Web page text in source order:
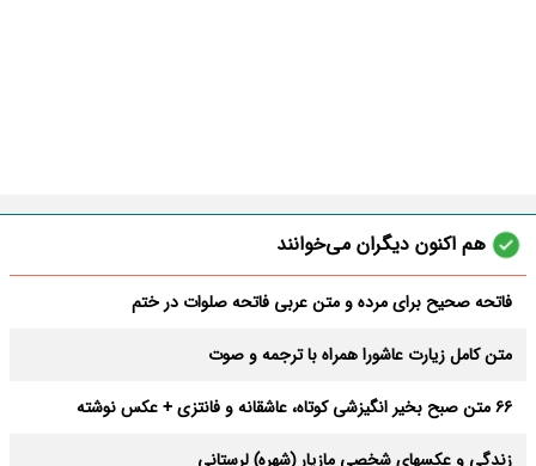
هم اکنون دیگران می‌خوانند
فاتحه صحیح برای مرده و متن عربی فاتحه صلوات در ختم
متن کامل زیارت عاشورا همراه با ترجمه و صوت
66 متن صبح بخیر انگیزشی کوتاه، عاشقانه و فانتزی + عکس نوشته
زندگی و عکسهای شخصی مازیار (شهره) لرستانی